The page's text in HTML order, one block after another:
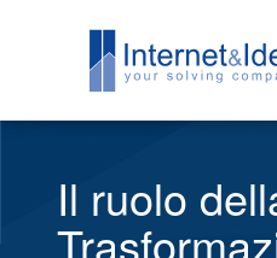
Il ruolo